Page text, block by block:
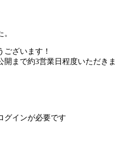
ございます！
まで約3営業日程度いただきま
グインが必要です